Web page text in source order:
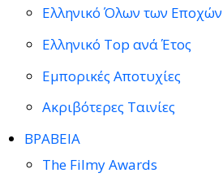
Ελληνικό Όλων των Εποχών
Ελληνικό Top ανά Έτος
Εμπορικές Αποτυχίες
Ακριβότερες Ταινίες
ΒΡΑΒΕΙΑ
The Filmy Awards